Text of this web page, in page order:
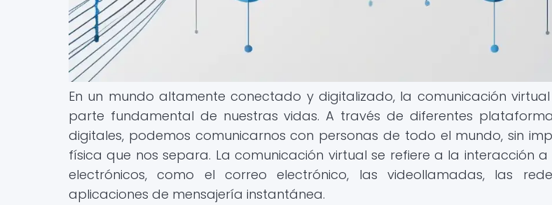
En un mundo altamente conectado y digitalizado, la comunicación
parte fundamental de nuestras vidas. A través de diferentes
digitales, podemos comunicarnos con personas de todo el mundo, sin
física que nos separa. La comunicación virtual se refiere a la interacción
electrónicos, como el correo electrónico, las videollamadas, las
aplicaciones de mensajería instantánea.